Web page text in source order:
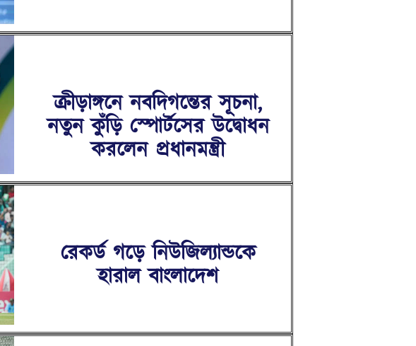
ক্রীড়াঙ্গনে নবদিগন্তের সূচনা,
নতুন কুঁড়ি স্পোর্টসের উদ্বোধন
করলেন প্রধানমন্ত্রী
রেকর্ড গড়ে নিউজিল্যান্ডকে
হারাল বাংলাদেশ